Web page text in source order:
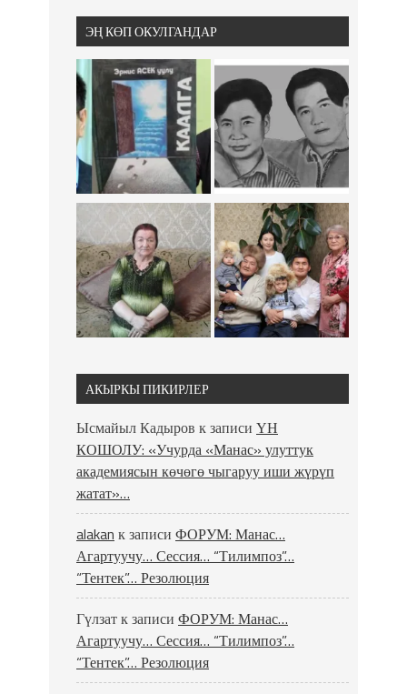
ЭҢ КӨП ОКУЛГАНДАР
АКЫРКЫ ПИКИРЛЕР
Ысмайыл Кадыров к записи ҮН
КОШОЛУ: «Учурда «Манас» улуттук
академиясын көчөгө чыгаруу иши жүрүп
жатат»…
alakan к записи ФОРУМ: Манас…
Агартуучу… Сессия… “Тилимпоз”…
“Тентек”… Резолюция
Гүлзатк записи ФОРУМ: Манас…
Агартуучу… Сессия… “Тилимпоз”…
“Тентек”… Резолюция